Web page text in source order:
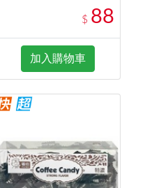
$ 88
加入購物車